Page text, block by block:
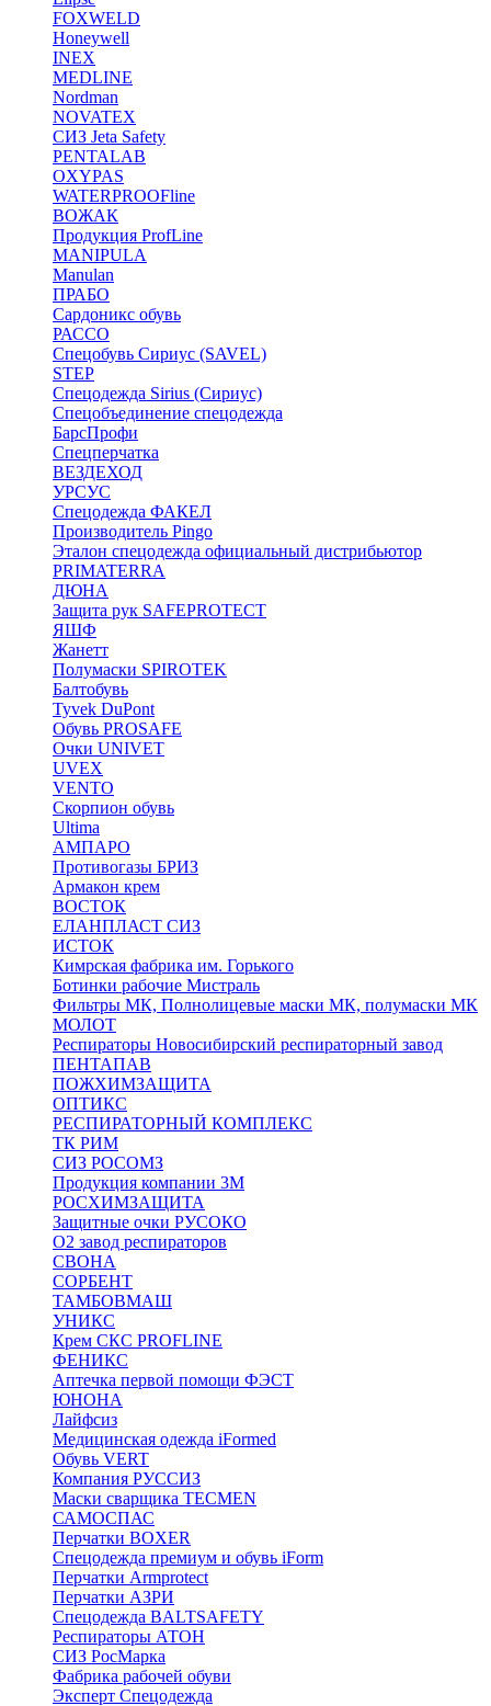
FOXWELD
Honeywell
INEX
MEDLINE
Nordman
NOVATEX
СИЗ Jeta Safety
PENTALAB
OXYPAS
WATERPROOFline
ВОЖАК
Продукция ProfLine
MANIPULA
Manulan
ПРАБО
Сардоникс обувь
РАССО
Спецобувь Сириус (SAVEL)
STEP
Спецодежда Sirius (Сириус)
Спецобъединение спецодежда
БарсПрофи
Спецперчатка
ВЕЗДЕХОД
УРСУС
Спецодежда ФАКЕЛ
Производитель Pingo
Эталон спецодежда официальный дистрибьютор
PRIMATERRA
ДЮНА
Защита рук SAFEPROTECT
ЯШФ
Жанетт
Полумаски SPIROTEK
Балтобувь
Tyvek DuPont
Обувь PROSAFE
Очки UNIVET
UVEX
VENTO
Скорпион обувь
Ultima
АМПАРО
Противогазы БРИЗ
Армакон крем
ВОСТОК
ЕЛАНПЛАСТ СИЗ
ИСТОК
Кимрская фабрика им. Горького
Ботинки рабочие Мистраль
Фильтры МК, Полнолицевые маски МК, полумаски МК
МОЛОТ
Респираторы Новосибирский респираторный завод
ПЕНТАПАВ
ПОЖХИМЗАЩИТА
ОПТИКС
РЕСПИРАТОРНЫЙ КОМПЛЕКС
ТК РИМ
СИЗ РОСОМЗ
Продукция компании 3M
РОСХИМЗАЩИТА
Защитные очки РУСОКО
О2 завод респираторов
СВОНА
СОРБЕНТ
ТАМБОВМАШ
УНИКС
Крем СКС PROFLINE
ФЕНИКС
Аптечка первой помощи ФЭСТ
ЮНОНА
Лайфсиз
Медицинская одежда iFormed
Обувь VERT
Компания РУССИЗ
Маски сварщика TECMEN
САМОСПАС
Перчатки BOXER
Спецодежда премиум и обувь iForm
Перчатки Armprotect
Перчатки АЗРИ
Спецодежда BALTSAFETY
Респираторы АТОН
СИЗ РосМарка
Фабрика рабочей обуви
Эксперт Спецодежда